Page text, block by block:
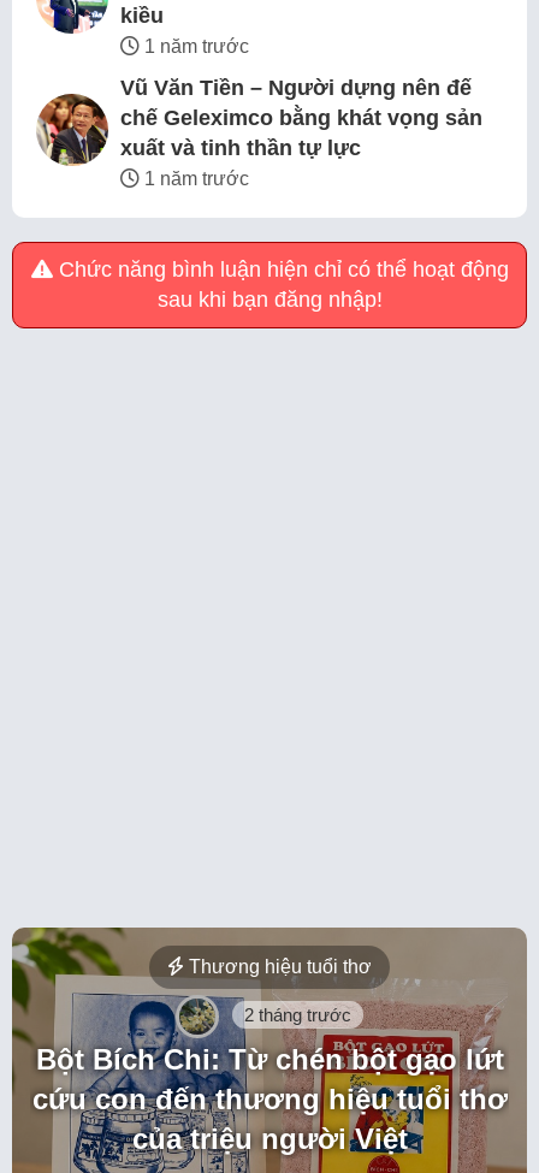
kiều
1 năm trước
Vũ Văn Tiền – Người dựng nên đế
chế Geleximco bằng khát vọng sản
xuất và tinh thần tự lực
1 năm trước
Chức năng bình luận hiện chỉ có thể hoạt động
sau khi bạn đăng nhập!
Thương hiệu tuổi thơ
2 tháng trước
Bột Bích Chi: Từ chén bột gạo lứt
cứu con đến thương hiệu tuổi thơ
của triệu người Việt